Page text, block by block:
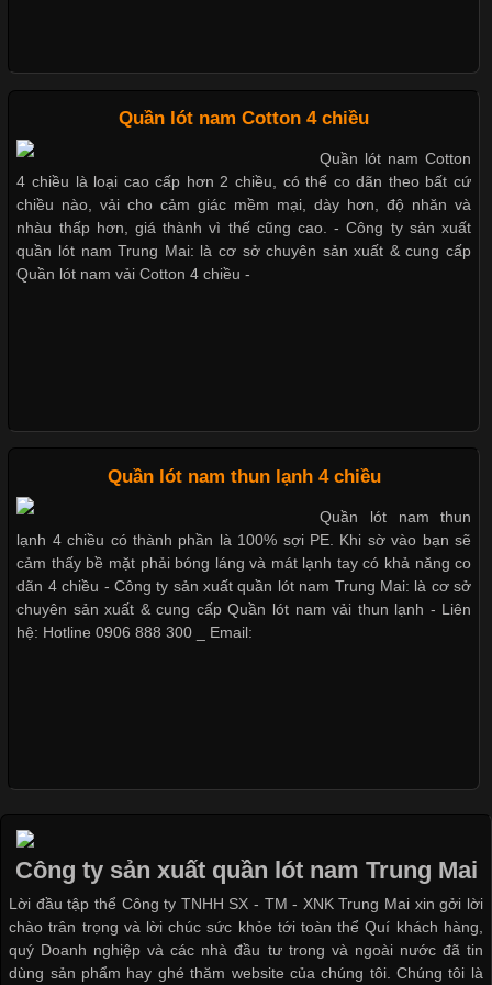
Trong những năm gần đây, vải Bamboo đang trở thành một
trong những chất liệu được yêu thích trong ngành thời trang
nhờ đặc tính mềm mại, thoáng khí và thân thiện với môi trường.
Không chỉ được ứng dụng trong quần áo thường ngày, loại vải
này còn xuất hiện nhiều trong các sản phẩm đồ lót
Vải thun là một trong những chất liệu được sử dụng rộng rãi
nhất trong ngành thời trang nhờ đặc tính co giãn, mềm mại và
thoải mái khi mặc. Từ áo thun, đồ thể thao cho đến đồ lót nam,
vải thun luôn đóng vai trò quan trọng trong quá trình sản xuất.
Hiện nay, nhu cầu tìm kiếm quần lót nam giá
thuộc và được sử dụng phổ biến nhất hiện nay. Không chỉ đa
dạng về màu sắc hay chất liệu, áo thun còn có nhiều form dáng
khác nhau để phù hợp với từng phong cách thời trang và nhu
cầu
Quần lót nam Cotton 4 chiều
Quần lót nam Cotton
4 chiều là loại cao cấp hơn 2 chiều, có thể co dãn theo bất cứ
chiều nào, vải cho cảm giác mềm mại, dày hơn, độ nhăn và
nhàu thấp hơn, giá thành vì thế cũng cao. - Công ty sản xuất
quần lót nam Trung Mai: là cơ sở chuyên sản xuất & cung cấp
Quần lót nam vải Cotton 4 chiều -
Quần lót nam thun lạnh 4 chiều
Quần lót nam thun
lạnh 4 chiều có thành phần là 100% sợi PE. Khi sờ vào bạn sẽ
cảm thấy bề mặt phải bóng láng và mát lạnh tay có khả năng co
dãn 4 chiều - Công ty sản xuất quần lót nam Trung Mai: là cơ sở
chuyên sản xuất & cung cấp Quần lót nam vải thun lạnh - Liên
hệ: Hotline 0906 888 300 _ Email:
Công ty sản xuất quần lót nam Trung Mai
Lời đầu tập thể Công ty TNHH SX - TM - XNK Trung Mai xin gởi lời
chào trân trọng và lời chúc sức khỏe tới toàn thể Quí khách hàng,
quý Doanh nghiệp và các nhà đầu tư trong và ngoài nước đã tin
dùng sản phẩm hay ghé thăm website của chúng tôi. Chúng tôi là